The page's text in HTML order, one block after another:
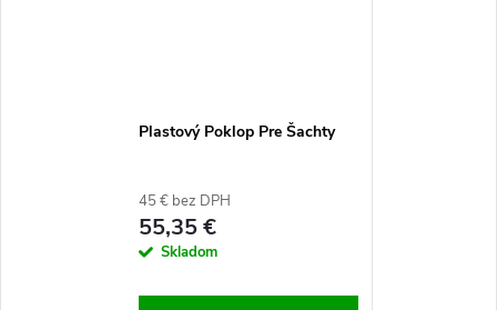
Plastový Poklop Pre Šachty
45 € bez DPH
55,35 €
Skladom